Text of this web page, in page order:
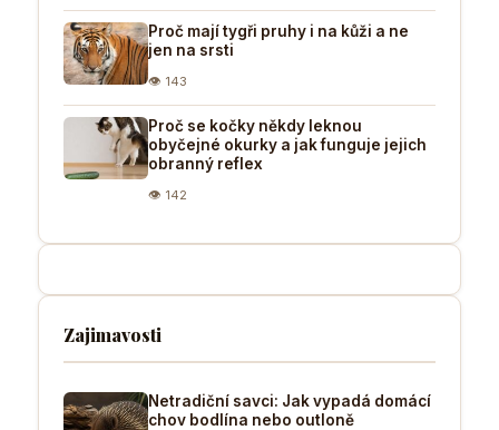
Proč mají tygři pruhy i na kůži a ne
jen na srsti
👁 143
Proč se kočky někdy leknou
obyčejné okurky a jak funguje jejich
obranný reflex
👁 142
Zajimavosti
Netradiční savci: Jak vypadá domácí
chov bodlína nebo outloně